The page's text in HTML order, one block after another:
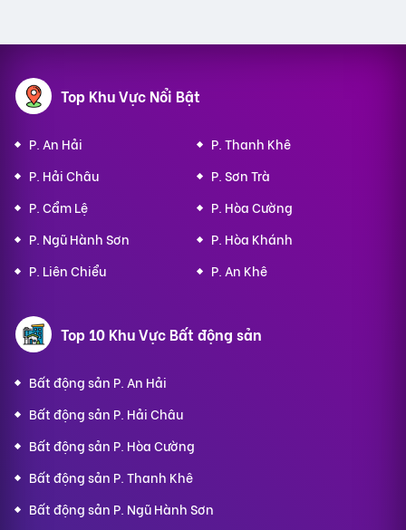
Top Khu Vực Nổi Bật
P. An Hải
P. Thanh Khê
P. Hải Châu
P. Sơn Trà
P. Cẩm Lệ
P. Hòa Cường
P. Ngũ Hành Sơn
P. Hòa Khánh
P. Liên Chiểu
P. An Khê
Top 10 Khu Vực Bất động sản
Bất động sản P. An Hải
Bất động sản P. Hải Châu
Bất động sản P. Hòa Cường
Bất động sản P. Thanh Khê
Bất động sản P. Ngũ Hành Sơn